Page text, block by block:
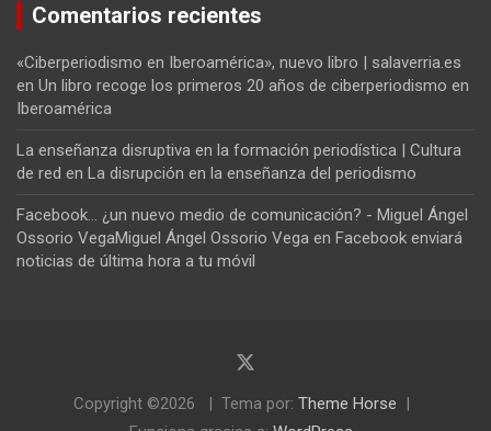
Comentarios recientes
«Ciberperiodismo en Iberoamérica», nuevo libro | salaverria.es
en Un libro recoge los primeros 20 años de ciberperiodismo en
Iberoamérica
La enseñanza disruptiva en la formación periodística | Cultura
de red en La disrupción en la enseñanza del periodismo
Facebook... ¿un nuevo medio de comunicación? - Miguel Ángel
Ossorio VegaMiguel Ángel Ossorio Vega en Facebook enviará
noticias de última hora a tu móvil
Copyright ©2026 Tema por: Theme Horse